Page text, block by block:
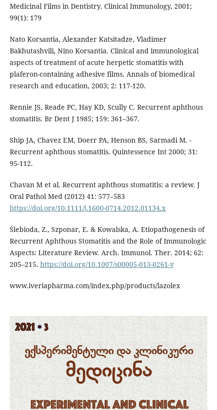
Medicinal Films in Dentistry. Clinical Immunology, 2001;
99(1): 179
Nato Korsantia, Alexander Katsitadze, Vladimer
Bakhutashvili, Nino Korsantia. Clinical and immunological
aspects of treatment of acute herpetic stomatitis with
plaferon-containing adhesive films. Annals of biomedical
research and education, 2003; 2: 117-120.
Rennie JS, Reade PC, Hay KD, Scully C. Recurrent aphthous
stomatitis. Br Dent J 1985; 159: 361–367.
Ship JA, Chavez EM, Doerr PA, Henson BS, Sarmadi M. -
Recurrent aphthous stomatitis. Quintessence Int 2000; 31:
95-112.
Chavan M et al. Recurrent aphthous stomatitis: a review. J
Oral Pathol Med (2012) 41: 577–583
https://doi.org/10.1111/j.1600-0714.2012.01134.x
Ślebioda, Z., Szponar, E. & Kowalska, A. Etiopathogenesis of
Recurrent Aphthous Stomatitis and the Role of Immunologic
Aspects: Literature Review. Arch. Immunol. Ther. 2014; 62:
205–215. https://doi.org/10.1007/s00005-013-0261-y
www.iveriapharma.com/index.php/products/lazolex